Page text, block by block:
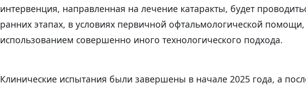
интервенция, направленная на лечение катаракты, будет
ранних этапах, в условиях первичной офтальмологической помощи,
использованием совершенно иного технологического подхода.
Клинические испытания были завершены в начале 2025 года, а